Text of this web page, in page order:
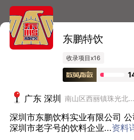
东鹏特饮
收录项目x16
广东 深圳 南山区西丽镇珠光北路142号众冠红花岭工业西区3栋1楼
深圳市东鹏饮料实业有限公司
深圳市老字号的饮料企业...资料